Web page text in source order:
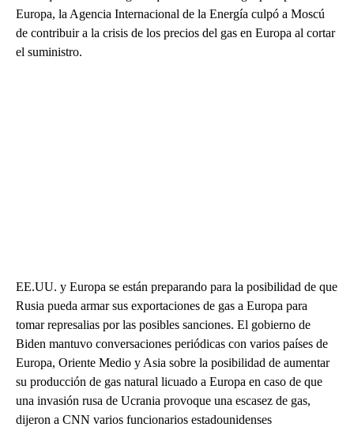
Europa, la Agencia Internacional de la Energía culpó a Moscú
de contribuir a la crisis de los precios del gas en Europa al cortar
el suministro.
EE.UU. y Europa se están preparando para la posibilidad de que
Rusia pueda armar sus exportaciones de gas a Europa para
tomar represalias por las posibles sanciones. El gobierno de
Biden mantuvo conversaciones periódicas con varios países de
Europa, Oriente Medio y Asia sobre la posibilidad de aumentar
su producción de gas natural licuado a Europa en caso de que
una invasión rusa de Ucrania provoque una escasez de gas,
dijeron a CNN varios funcionarios estadounidenses